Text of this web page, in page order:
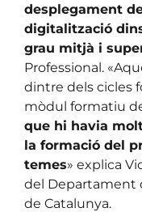
desplegament
digitalització
grau mitjà i
Professional.
dintre dels cicles
mòdul formatiu
que hi havia
la formació del
temes» explica
del Departament
de Catalunya.